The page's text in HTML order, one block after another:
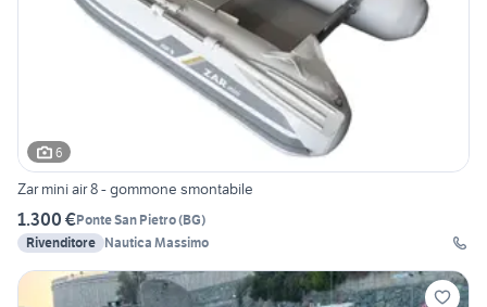
6
Zar mini air 8 - gommone smontabile
1.300 €Ponte San Pietro(BG)
Rivenditore Nautica Massimo